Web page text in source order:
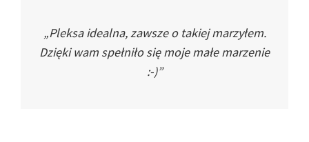
„Pleksa idealna, zawsze o takiej marzyłem.
Dzięki wam spełniło się moje małe marzenie
:-)”